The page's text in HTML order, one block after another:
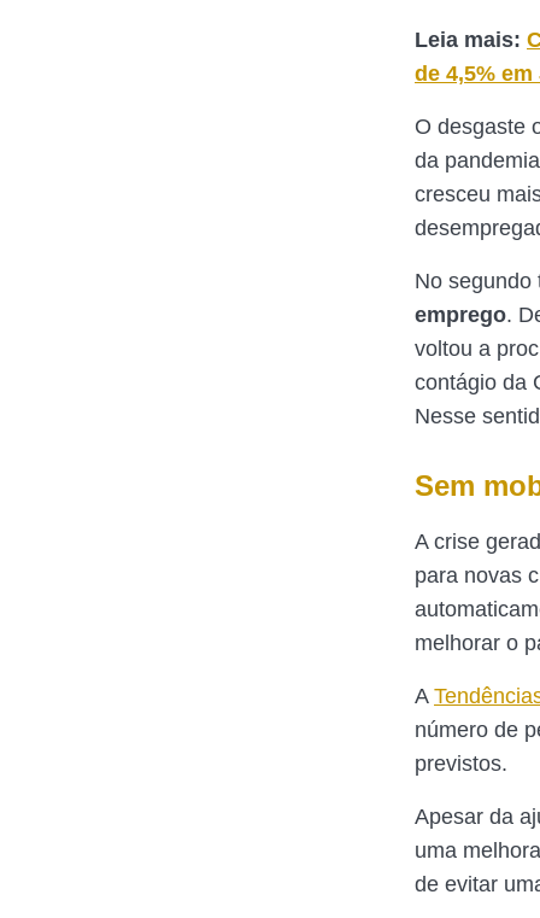
Leia mais:
de 4,5%
O desgaste
da
cresceu
No segundo
emprego.
voltou a
contágio da
Nesse
Sem
A crise
para novas
melhorar o
A
número de
previstos.
Apesar da
uma
de evitar